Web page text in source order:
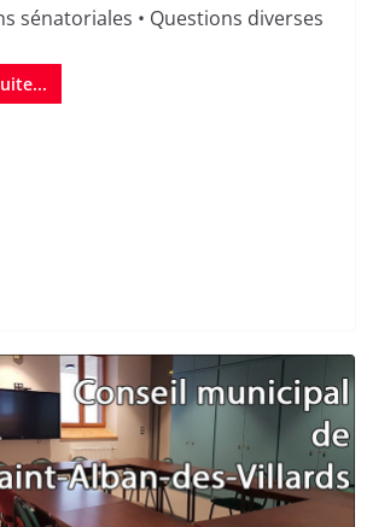
sénatoriales • Questions diverses